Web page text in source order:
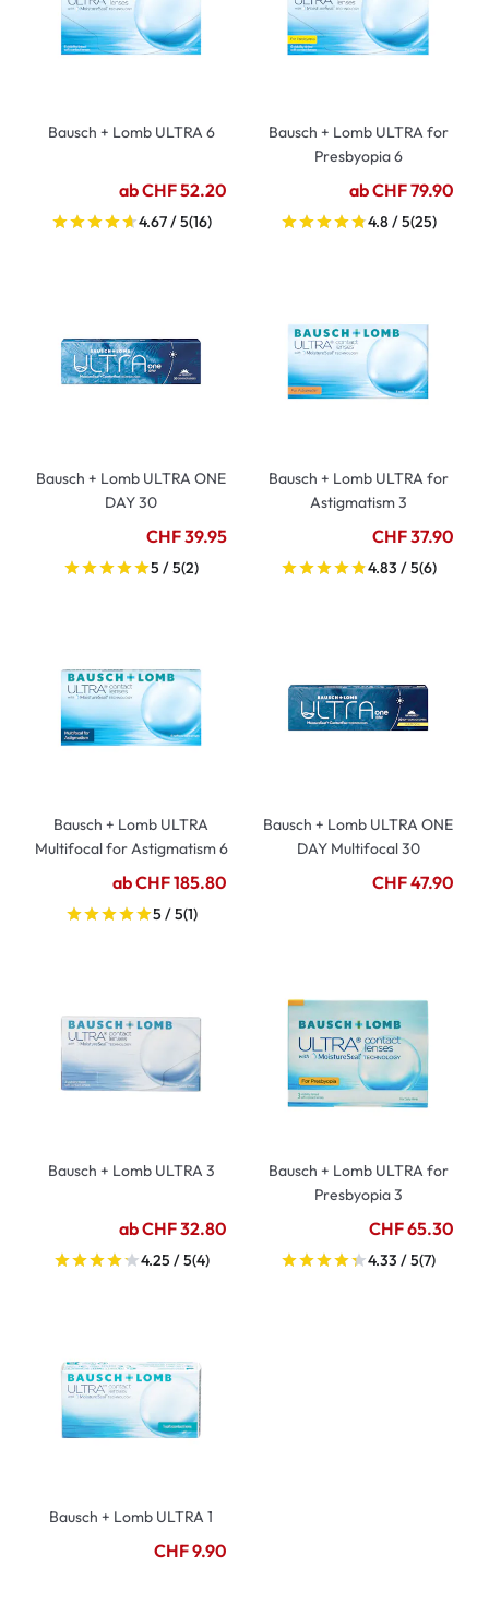
Bausch + Lomb ULTRA 6
ab CHF 52.20
4.67 / 5(16)
Bausch + Lomb ULTRA for
Presbyopia 6
ab CHF 79.90
4.8 / 5(25)
Bausch + Lomb ULTRA ONE
DAY 30
CHF 39.95
5 / 5(2)
Bausch + Lomb ULTRA for
Astigmatism 3
CHF 37.90
4.83 / 5(6)
Bausch + Lomb ULTRA
Multifocal for Astigmatism 6
ab CHF 185.80
5 / 5(1)
Bausch + Lomb ULTRA ONE
DAY Multifocal 30
CHF 47.90
Bausch + Lomb ULTRA 3
ab CHF 32.80
4.25 / 5(4)
Bausch + Lomb ULTRA for
Presbyopia 3
CHF 65.30
4.33 / 5(7)
Bausch + Lomb ULTRA 1
CHF 9.90